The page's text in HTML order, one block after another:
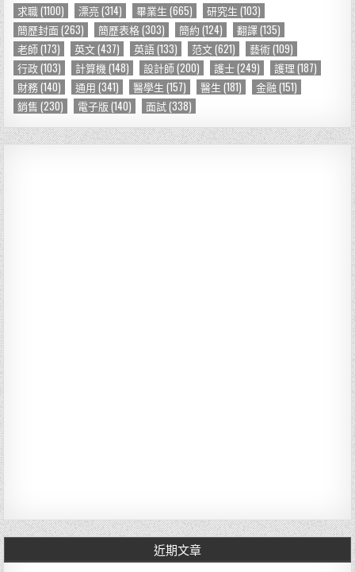
求職(1100) 漂亮 (314) 畢業生 (665) 研究生 (103)
簡歷封面(263) 簡歷表格(303) 簡約 (124) 翻譯(135)
老師(173) 英文(437) 英語(133) 范文(621) 藝術(109)
行政(103) 計算機 (148) 設計師(200) 護士(249) 護理 (187)
財務(140) 通用 (341) 醫學生 (157) 醫生 (181) 金融 (151)
銷售 (230) 電子版 (140) 面試(338)
近期文章